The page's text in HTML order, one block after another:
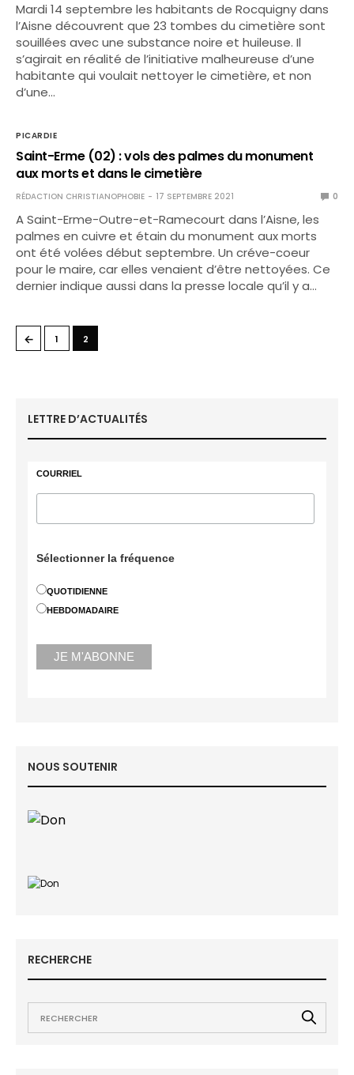
Mardi 14 septembre les habitants de Rocquigny dans
l’Aisne découvrent que 23 tombes du cimetière sont
souillées avec une substance noire et huileuse. Il
s’agirait en réalité de l’initiative malheureuse d’une
habitante qui voulait nettoyer le cimetière, et non
d’une…
PICARDIE
Saint-Erme (02) : vols des palmes du monument
aux morts et dans le cimetière
RÉDACTION CHRISTIANOPHOBIE 17 SEPTEMBRE 2021 0
A Saint-Erme-Outre-et-Ramecourt dans l’Aisne, les
palmes en cuivre et étain du monument aux morts
ont été volées début septembre. Un créve-coeur
pour le maire, car elles venaient d’être nettoyées. Ce
dernier indique aussi dans la presse locale qu’il y a…
← 1 2
LETTRE D’ACTUALITÉS
COURRIEL
Sélectionner la fréquence
QUOTIDIENNE
HEBDOMADAIRE
NOUS SOUTENIR
RECHERCHE